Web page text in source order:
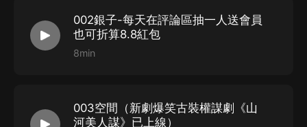
顧大河：王禮禮
付蘭芝
：
特邀：神隱銀月之光，沐陽講故事
002銀子-每天在評論區抽一人送會員
也可折算8.8紅包
8min
003空間（新劇爆笑古裝權謀劇《山
河美人謀》已上線）